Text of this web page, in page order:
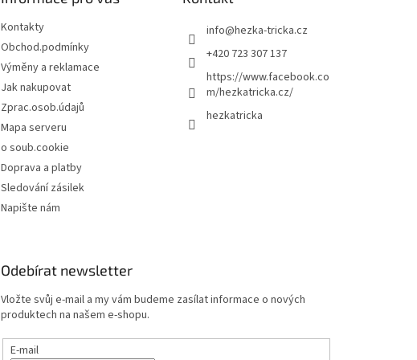
Kontakty
Obchod.podmínky
Výměny a reklamace
Jak nakupovat
Zprac.osob.údajů
Mapa serveru
o soub.cookie
Doprava a platby
Sledování zásilek
Napište nám
info@hezka-tricka.cz
+420 723 307 137
https://www.facebook.co
m/hezkatricka.cz/
hezkatricka
Odebírat newsletter
Vložte svůj e-mail a my vám budeme zasílat informace o nových
produktech na našem e-shopu.
E-mail